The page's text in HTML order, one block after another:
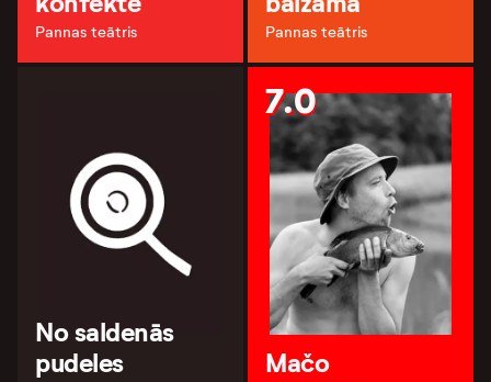
Pannas teātris Pannas teātris
No saldenās
pudeles
7.0
Mačo